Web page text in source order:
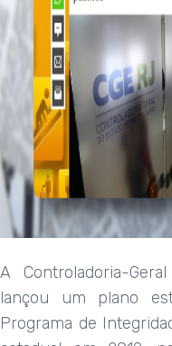
A Controladoria-
lançou um plano
Programa de